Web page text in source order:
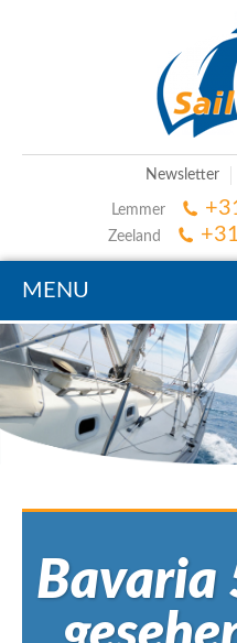
Newsletter
Lemmer
Zeeland
MENU
Bavaria